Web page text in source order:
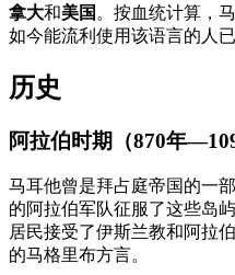
拿大和美国 。按血统计算，
如今能流利使用该语言的人已
历史
阿拉伯时期（870年
马耳他曾是拜占庭帝国的一
的阿拉伯军队征服了这些岛
居民接受了伊斯兰教和阿拉
的马格里布方言。